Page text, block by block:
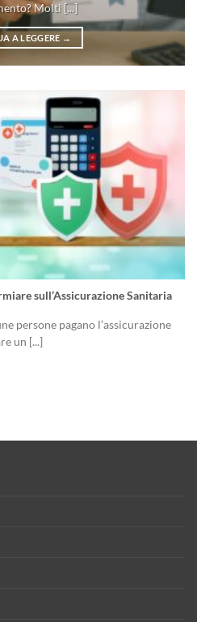
Molti [...]
A LEGGERE →
sull’Assicurazione Sanitaria
persone pagano l’assicurazione
un [...]